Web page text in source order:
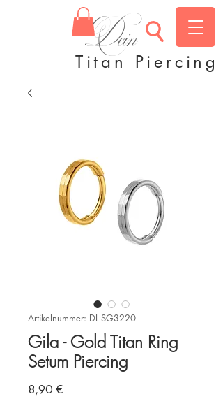
Titan Piercing
Dein
Artikelnummer: DL-SG3220
Gila - Gold Titan Ring
Setum Piercing
8,90 €